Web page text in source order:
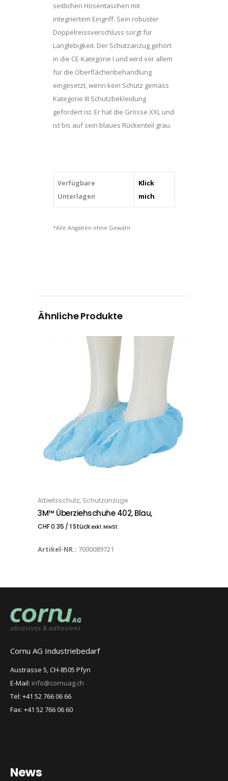
seitlichen Hosentaschen mit
integriertem Eingriff. Sein robuster
Doppelreissverschluss sorgt für
Langlebigkeit. Der Schutzanzug gehört
in die CE-Kategorie I und wird vor allem
für die Oberflächenbehandlung
eingesetzt, wenn kein Schutz gemäss
Kategorie III Schutzbekleidung
gefordert ist. Er hat die Grösse XXL und
ist bis auf sein blaues Rückenteil grau.
Verfügbare
Unterlagen
Klick
mich
*Alle Angaben ohne Gewähr.
Ähnliche Produkte
IN DEN WARENKORB
Arbeitsschutz, Schutzanzüge
3M™ Überziehschuhe 402, Blau,
CHF0.35 / 1 Stückexkl. MwSt.
Artikel-NR.: 7000089721
Cornu AG Industriebedarf
Austrasse 5, CH-8505 Pfyn
E-Mail: info@cornuag.ch
Tel: +41 52 766 06 66
Fax: +41 52 766 06 60
News